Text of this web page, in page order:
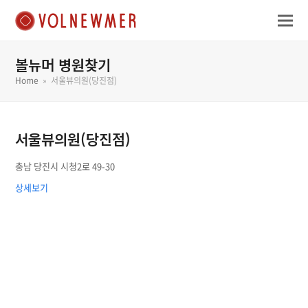
볼뉴머 병원찾기
Home » 서울뷰의원(당진점)
서울뷰의원(당진점)
충남 당진시 시청2로 49-30
상세보기